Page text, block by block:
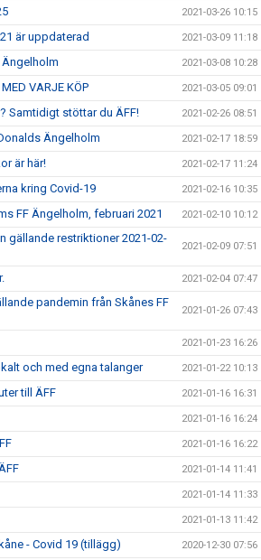
2021-03-26 10:15
är uppdaterad 2021-03-09 11:18
2021-03-08 10:28
VARJE KÖP 2021-03-05 09:01
Samtidigt stöttar du ÄFF! 2021-02-26 08:51
Ängelholm 2021-02-17 18:59
är här! 2021-02-17 11:24
kring Covid-19 2021-02-16 10:35
FF Ängelholm, februari 2021 2021-02-10 10:12
gällande restriktioner 2021-02-
2021-02-09 07:51
2021-02-04 07:47
pandemin från Skånes FF
2021-01-26 07:43
2021-01-23 16:26
och med egna talanger 2021-01-22 10:13
till ÄFF 2021-01-16 16:31
2021-01-16 16:24
2021-01-16 16:22
2021-01-14 11:41
2021-01-14 11:33
2021-01-13 11:42
- Covid 19 (tillägg) 2020-12-30 07:56